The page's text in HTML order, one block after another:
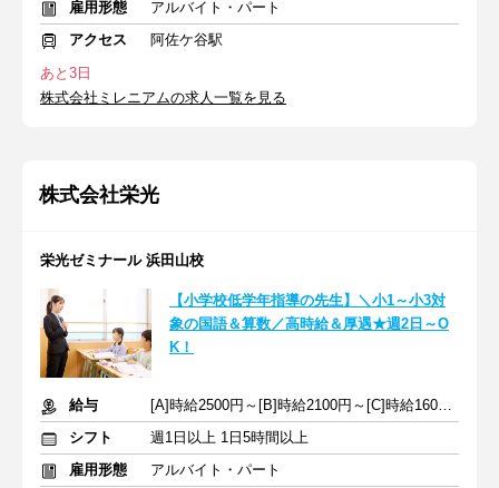
雇用形態
アルバイト・パート
アクセス
阿佐ケ谷駅
あと3日
株式会社ミレニアムの求人一覧を見る
株式会社栄光
栄光ゼミナール 浜田山校
【小学校低学年指導の先生】＼小1～小3対
象の国語＆算数／高時給＆厚遇★週2日～O
K！
給与
[A]時給2500円～[B]時給2100円～[C]時給1600円～ ※生徒数による
シフト
週1日以上 1日5時間以上
雇用形態
アルバイト・パート